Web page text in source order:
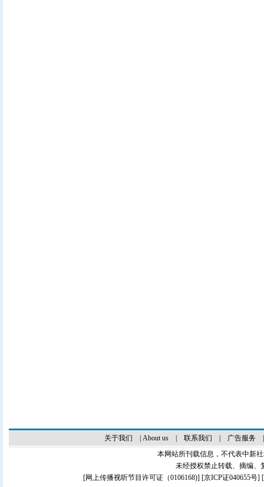
关于我们 About us| 联系我们 广告服务
本网站所刊载信息，不代表中新
未经授权禁止转载、摘编、
[网上传播视听节目许可证（0106168)] [京ICP证040655号]